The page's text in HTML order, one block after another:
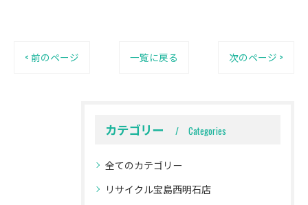
< 前のページ 一覧に戻る 次のページ >
カテゴリー Categories
全てのカテゴリー
リサイクル宝島西明石店